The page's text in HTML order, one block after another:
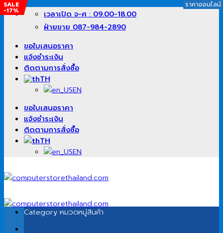
ข้าม
เนื้อหา
เวลาเปิด จ-ศ : 09.00-18.00
ฝ่ายขาย 087-984-2890
ขอใบเสนอราคา
แจ้งชำระเงิน
ติดตามการสั่งซื้อ
TH
EN
ขอใบเสนอราคา
แจ้งชำระเงิน
ติดตามการสั่งซื้อ
TH
EN
Category หมวดหมู่สินค้า
ราคาออนไลน์
SALE
-17%
SALE
-1%
ราคาออนไลน์
SALE
-13%
ราคาออนไลน์
ราคาออนไลน์
SALE
-22%